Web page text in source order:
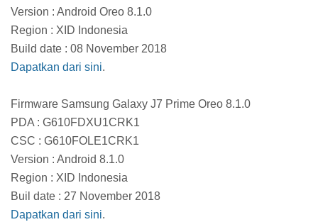
Version : Android Oreo 8.1.0
Region : XID Indonesia
Build date : 08 November 2018
Dapatkan dari sini.
Firmware Samsung Galaxy J7 Prime Oreo 8.1.0
PDA : G610FDXU1CRK1
CSC : G610FOLE1CRK1
Version : Android 8.1.0
Region : XID Indonesia
Buil date : 27 November 2018
Dapatkan dari sini.